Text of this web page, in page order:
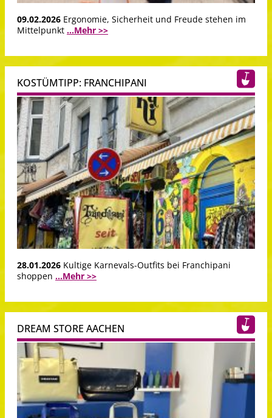
09.02.2026 Ergonomie, Sicherheit und Freude stehen im
Mittelpunkt ...Mehr >>
KOSTÜMTIPP: FRANCHIPANI
28.01.2026 Kultige Karnevals-Outfits bei Franchipani
shoppen ...Mehr >>
DREAM STORE AACHEN